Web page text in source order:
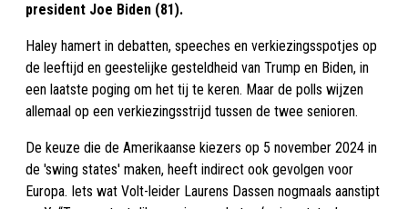
president Joe Biden (81).
Haley hamert in debatten, speeches en verkiezingsspotjes op
de leeftijd en geestelijke gesteldheid van Trump en Biden, in
een laatste poging om het tij te keren. Maar de polls wijzen
allemaal op een verkiezingsstrijd tussen de twee senioren.
De keuze die de Amerikaanse kiezers op 5 november 2024 in
de 'swing states' maken, heeft indirect ook gevolgen voor
Europa. Iets wat Volt-leider Laurens Dassen nogmaals aanstipt